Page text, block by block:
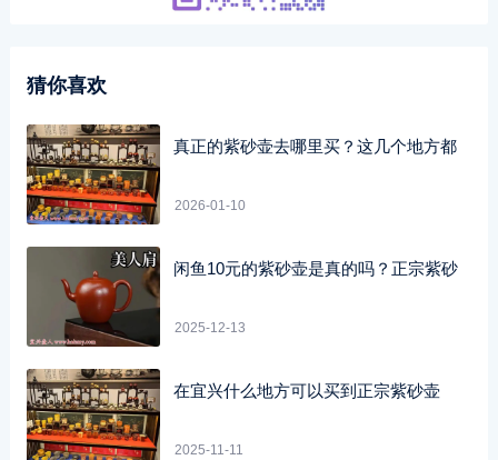
猜你喜欢
真正的紫砂壶去哪里买？这几个地方都
2026-01-10
闲鱼10元的紫砂壶是真的吗？正宗紫砂
2025-12-13
在宜兴什么地方可以买到正宗紫砂壶
2025-11-11